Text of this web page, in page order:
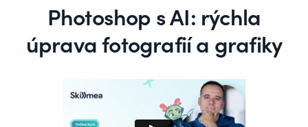
Photoshop s AI: rýchla
úprava fotografií a grafiky